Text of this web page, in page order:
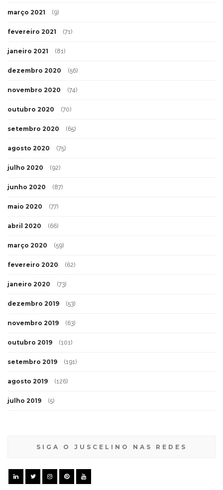
março 2021 (9)
fevereiro 2021 (71)
janeiro 2021 (81)
dezembro 2020 (56)
novembro 2020 (74)
outubro 2020 (70)
setembro 2020 (65)
agosto 2020 (75)
julho 2020 (92)
junho 2020 (87)
maio 2020 (77)
abril 2020 (66)
março 2020 (59)
fevereiro 2020 (62)
janeiro 2020 (73)
dezembro 2019 (53)
novembro 2019 (63)
outubro 2019 (101)
setembro 2019 (191)
agosto 2019 (126)
julho 2019 (5)
SIGA O JUSCELINO NAS REDES